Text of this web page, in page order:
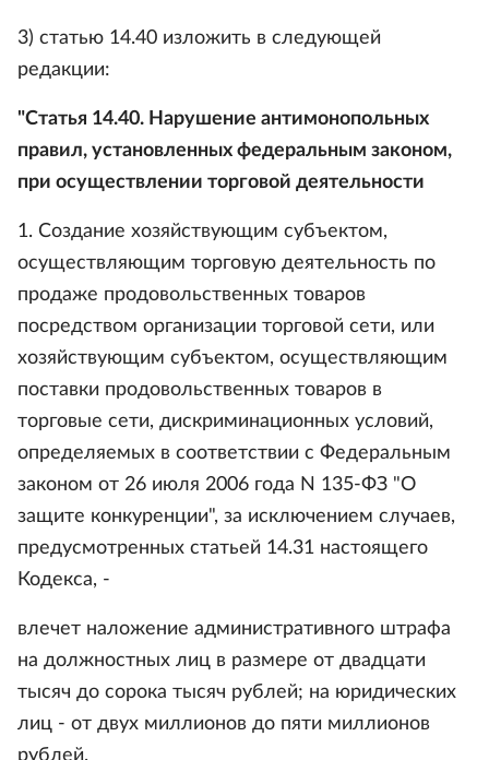
3) статью 14.40 изложить в следующей
редакции:
"Статья 14.40. Нарушение антимонопольных
правил, установленных федеральным законом,
при осуществлении торговой деятельности
1. Создание хозяйствующим субъектом,
осуществляющим торговую деятельность по
продаже продовольственных товаров
посредством организации торговой сети, или
хозяйствующим субъектом, осуществляющим
поставки продовольственных товаров в
торговые сети, дискриминационных условий,
определяемых в соответствии с Федеральным
законом от 26 июля 2006 года N 135-ФЗ "О
защите конкуренции", за исключением случаев,
предусмотренных статьей 14.31 настоящего
Кодекса, -
влечет наложение административного штрафа
на должностных лиц в размере от двадцати
тысяч до сорока тысяч рублей; на юридических
лиц - от двух миллионов до пяти миллионов
рублей.